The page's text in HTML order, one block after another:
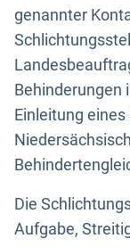
genannter
Behinderungen
Einleitung
Die
Aufgabe,